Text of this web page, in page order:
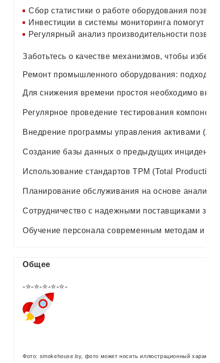
Сбор статистики о работе оборудования
Инвестиции в системы мониторинга помогут
Регулярный анализ производительности
Заботьтесь о качестве механизмов, чтобы
Ремонт промышленного оборудования: подходы
Для снижения времени простоя необходимо
Регулярное проведение тестирования
Внедрение программы управления активами
Создание базы данных о предыдущих
Использование стандартов TPM (Total
Планирование обслуживания на основе анализа
Сотрудничество с надежными поставщиками
Обучение персонала современным методам и
Общее
-⭐-⭐-⭐-⭐-⭐-
Фото: smokehouse.by, фото может носить иллюстрационный